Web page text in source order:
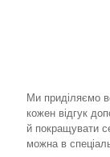
Ми приділяємо
кожен відгук
й покращувати
можна в